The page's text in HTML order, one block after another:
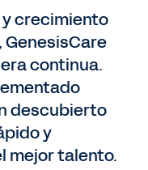
crecimiento
continua.
descubierto
y
mejor talento.